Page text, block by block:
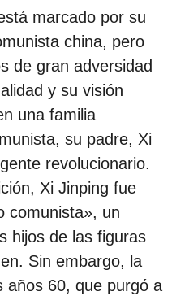
marcado por su
china, pero
de gran adversidad
y su visión
una familia
su padre, Xi
revolucionario.
Xi Jinping fue
comunista», un
hijos de las figuras
Sin embargo, la
años 60, que purgó a